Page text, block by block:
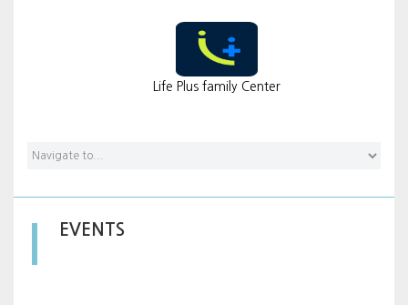
Life Plus family Center
EVENTS